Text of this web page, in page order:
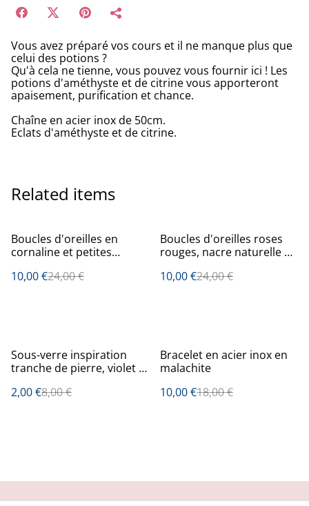
Vous avez préparé vos cours et il ne manque plus que
celui des potions ?
Qu'à cela ne tienne, vous pouvez vous fournir ici ! Les
potions d'améthyste et de citrine vous apporteront
apaisement, purification et chance.
Chaîne en acier inox de 50cm.
Eclats d'améthyste et de citrine.
Related items
%
Boucles d'oreilles en
cornaline et petites
10,00 €24,00 €
%
Boucles d'oreilles roses
rouges, nacre naturelle et
10,00 €24,00 €
%
Sous-verre inspiration
tranche de pierre, violet et
2,00 €8,00 €
%
Bracelet en acier inox en
malachite
10,00 €18,00 €